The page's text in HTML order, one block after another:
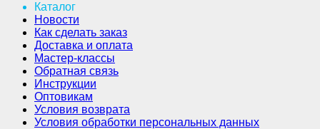
Каталог
Новости
Как сделать заказ
Доставка и оплата
Мастер-классы
Обратная связь
Инструкции
Оптовикам
Условия возврата
Условия обработки персональных данных